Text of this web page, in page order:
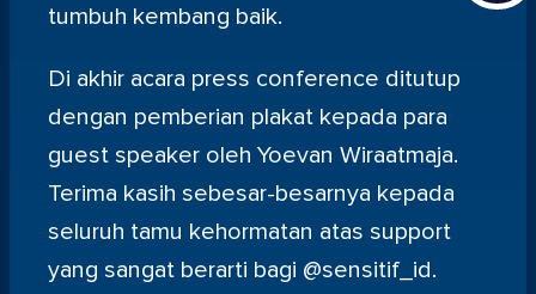
tumbuh kembang baik.
Di akhir acara press conference ditutup
dengan pemberian plakat kepada para
guest speaker oleh Yoevan Wiraatmaja.
Terima kasih sebesar-besarnya kepada
seluruh tamu kehormatan atas support
yang sangat berarti bagi @sensitif_id.